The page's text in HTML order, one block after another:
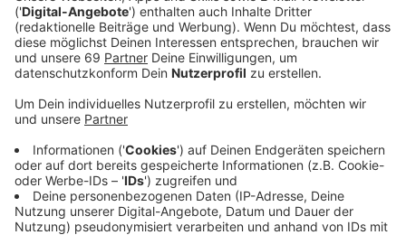
"Die Verbandsversammlung hat mit ihrer Entscheidung
frühzeitig ein wichtiges Signal der Kontinuität gesetzt.
weiterhin auf einen sehr leistungsfähigen und fachlich
erklärte der Vorsitzende der Verbandsversammlung,
Dr. h.c. Sven-Georg Adenauer.
Anzeige